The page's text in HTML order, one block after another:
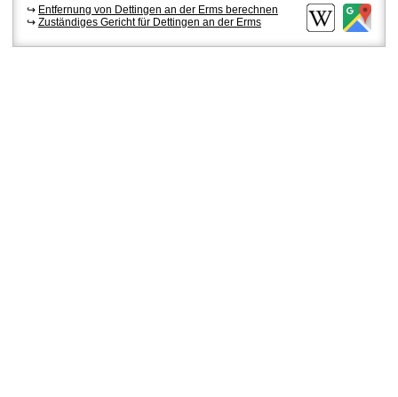
↪ Entfernung von Dettingen an der Erms berechnen
↪ Zuständiges Gericht für Dettingen an der Erms